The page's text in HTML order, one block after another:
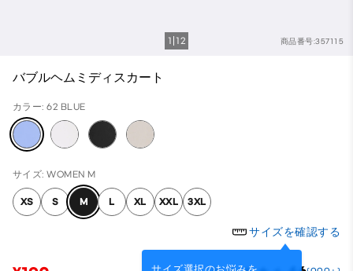
商品番号:357115
1 12
バブルヘムミディスカート
カラー: 62 BLUE
サイズ: WOMEN M
XS S M L XL XXL 3XL
サイズを確認する